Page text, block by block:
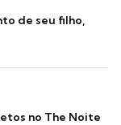
de seu filho,
no The Noite